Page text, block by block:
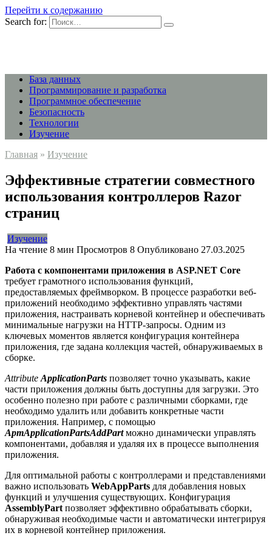
Перейти к содержанию
Search for:
База данных
Программирование и разработка
Программное обеспечение
Безопасность
Технологии
Изучение
Главная » Изучение
Эффективные стратегии совместного
использования контроллеров Razor
страниц
Изучение
На чтение 8 мин Просмотров 8 Опубликовано 27.03.2025
Работа с компонентами приложения в ASP.NET Core
требует грамотного использования функций,
предоставляемых фреймворком. В процессе разработки веб-
приложений необходимо эффективно управлять частями
приложения, настраивать корневой контейнер и обеспечивать
минимальные нагрузки на HTTP-запросы. Одним из
ключевых моментов является конфигурация контейнера
приложения, где задана коллекция частей, обнаруживаемых в
сборке.
Attribute ApplicationParts позволяет точно указывать, какие
части приложения должны быть доступны для загрузки. Это
особенно полезно при работе с различными сборками, где
необходимо удалить или добавить конкретные части
приложения. Например, с помощью
ApmApplicationPartsAddPartможно динамически управлять
компонентами, добавляя и удаляя их в процессе выполнения
приложения.
Для оптимальной работы с контроллерами и представлениями
важно использовать WebAppParts для добавления новых
функций и улучшения существующих. Конфигурация
AssemblyPart позволяет эффективно обрабатывать сборки,
обнаруживая необходимые части и автоматически интегрируя
их в корневой контейнер приложения.